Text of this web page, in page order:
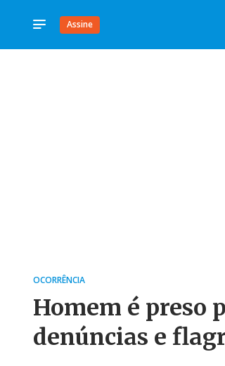
Assine
OCORRÊNCIA
Homem é preso
denúncias e